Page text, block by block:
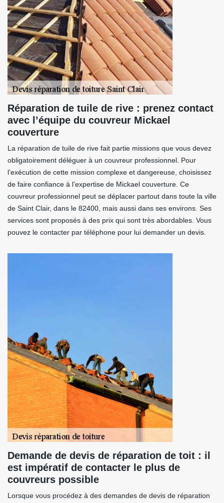
Réparation de tuile de rive : prenez contact
avec l’équipe du couvreur Mickael
couverture
La réparation de tuile de rive fait partie missions que vous devez
obligatoirement déléguer à un couvreur professionnel. Pour
l’exécution de cette mission complexe et dangereuse, choisissez
de faire confiance à l’expertise de Mickael couverture. Ce
couvreur professionnel peut se déplacer partout dans toute la ville
de Saint Clair, dans le 82400, mais aussi dans ses environs. Ses
services sont proposés à des prix qui sont très abordables. Vous
pouvez le contacter par téléphone pour lui demander un devis.
Demande de devis de réparation de toit : il
est impératif de contacter le plus de
couvreurs possible
Lorsque vous procédez à des demandes de devis de réparation